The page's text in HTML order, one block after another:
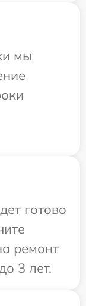
мы
готово
ремонт
3 лет.